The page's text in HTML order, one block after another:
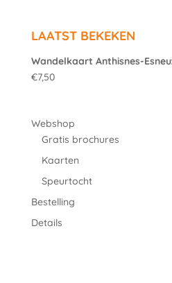
LAATST BEKEKEN
Wandelkaart Anthisnes-
€7,50
Webshop
Gratis brochures
Kaarten
Speurtocht
Bestelling
Details